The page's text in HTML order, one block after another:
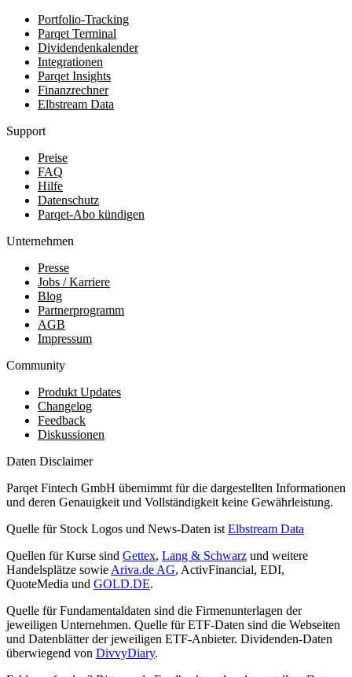
Portfolio-Tracking
Parqet Terminal
Dividendenkalender
Integrationen
Parqet Insights
Finanzrechner
Elbstream Data
Support
Preise
FAQ
Hilfe
Datenschutz
Parqet-Abo kündigen
Unternehmen
Presse
Jobs / Karriere
Blog
Partnerprogramm
AGB
Impressum
Community
Produkt Updates
Changelog
Feedback
Diskussionen
Daten Disclaimer
Parqet Fintech GmbH übernimmt für die dargestellten Informationen
und deren Genauigkeit und Vollständigkeit keine Gewährleistung.
Quelle für Stock Logos und News-Daten ist Elbstream Data
Quellen für Kurse sind Gettex, Lang & Schwarz und weitere
Handelsplätze sowie Ariva.de AG, ActivFinancial, EDI,
QuoteMedia und GOLD.DE.
Quelle für Fundamentaldaten sind die Firmenunterlagen der
jeweiligen Unternehmen. Quelle für ETF-Daten sind die Webseiten
und Datenblätter der jeweiligen ETF-Anbieter. Dividenden-Daten
überwiegend von DivvyDiary.